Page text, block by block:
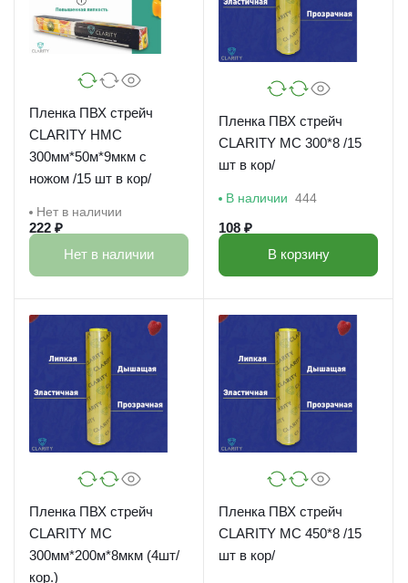
Пленка ПВХ стрейч
CLARITY HMC
300мм*50м*9мкм с
ножом /15 шт в кор/
Нет в наличии
222 ₽
Нет в наличии
Пленка ПВХ стрейч
CLARITY MC 300*8 /15
шт в кор/
В наличии 444
108 ₽
В корзину
Пленка ПВХ стрейч
CLARITY MC
300мм*200м*8мкм (4шт/
кор.)
Пленка ПВХ стрейч
CLARITY MC 450*8 /15
шт в кор/